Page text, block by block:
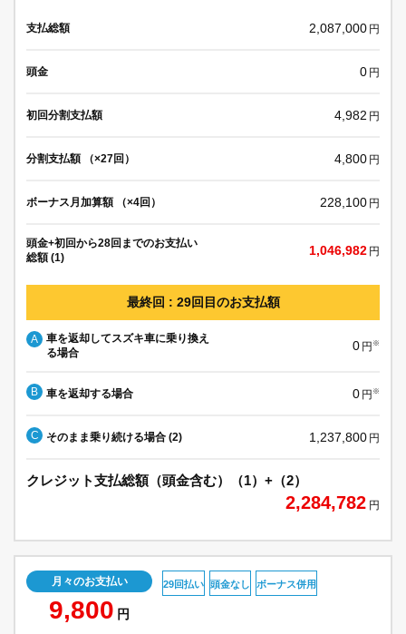
支払総額 2,087,000 円
頭金 0 円
初回分割支払額 4,982 円
分割支払額 （×27回） 4,800 円
ボーナス月加算額 （×4回） 228,100 円
頭金+初回から28回までのお支払い
総額 (1)
1,046,982 円
最終回 : 29回目のお支払額
A
車を返却してスズキ車に乗り換え
る場合
0 円 ※
B 車を返却する場合 0 円 ※
C そのまま乗り続ける場合 (2) 1,237,800 円
クレジット支払総額（頭金含む）（1）+（2）
2,284,782 円
月々のお支払い
9,800 円
29回払い 頭金なし ボーナス併用